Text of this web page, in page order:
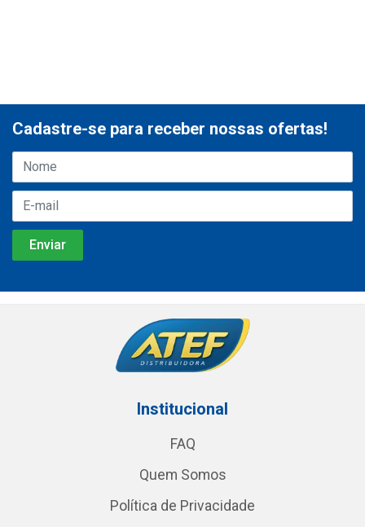
Cadastre-se para receber nossas ofertas!
Institucional
FAQ
Quem Somos
Política de Privacidade